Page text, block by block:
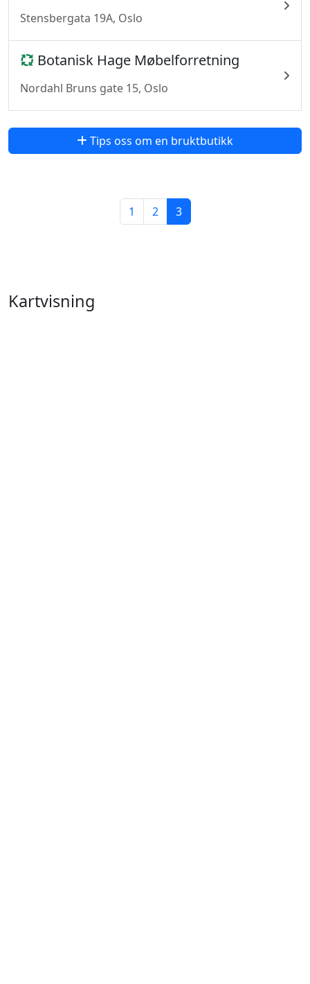
Stensbergata 19A, Oslo
Botanisk Hage Møbelforretning
Nordahl Bruns gate 15, Oslo
Tips oss om en bruktbutikk
1 2 3
Kartvisning